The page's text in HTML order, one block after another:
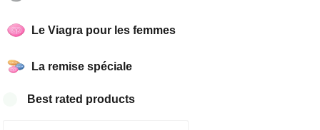
Le Viagra pour les femmes
La remise spéciale
Best rated products